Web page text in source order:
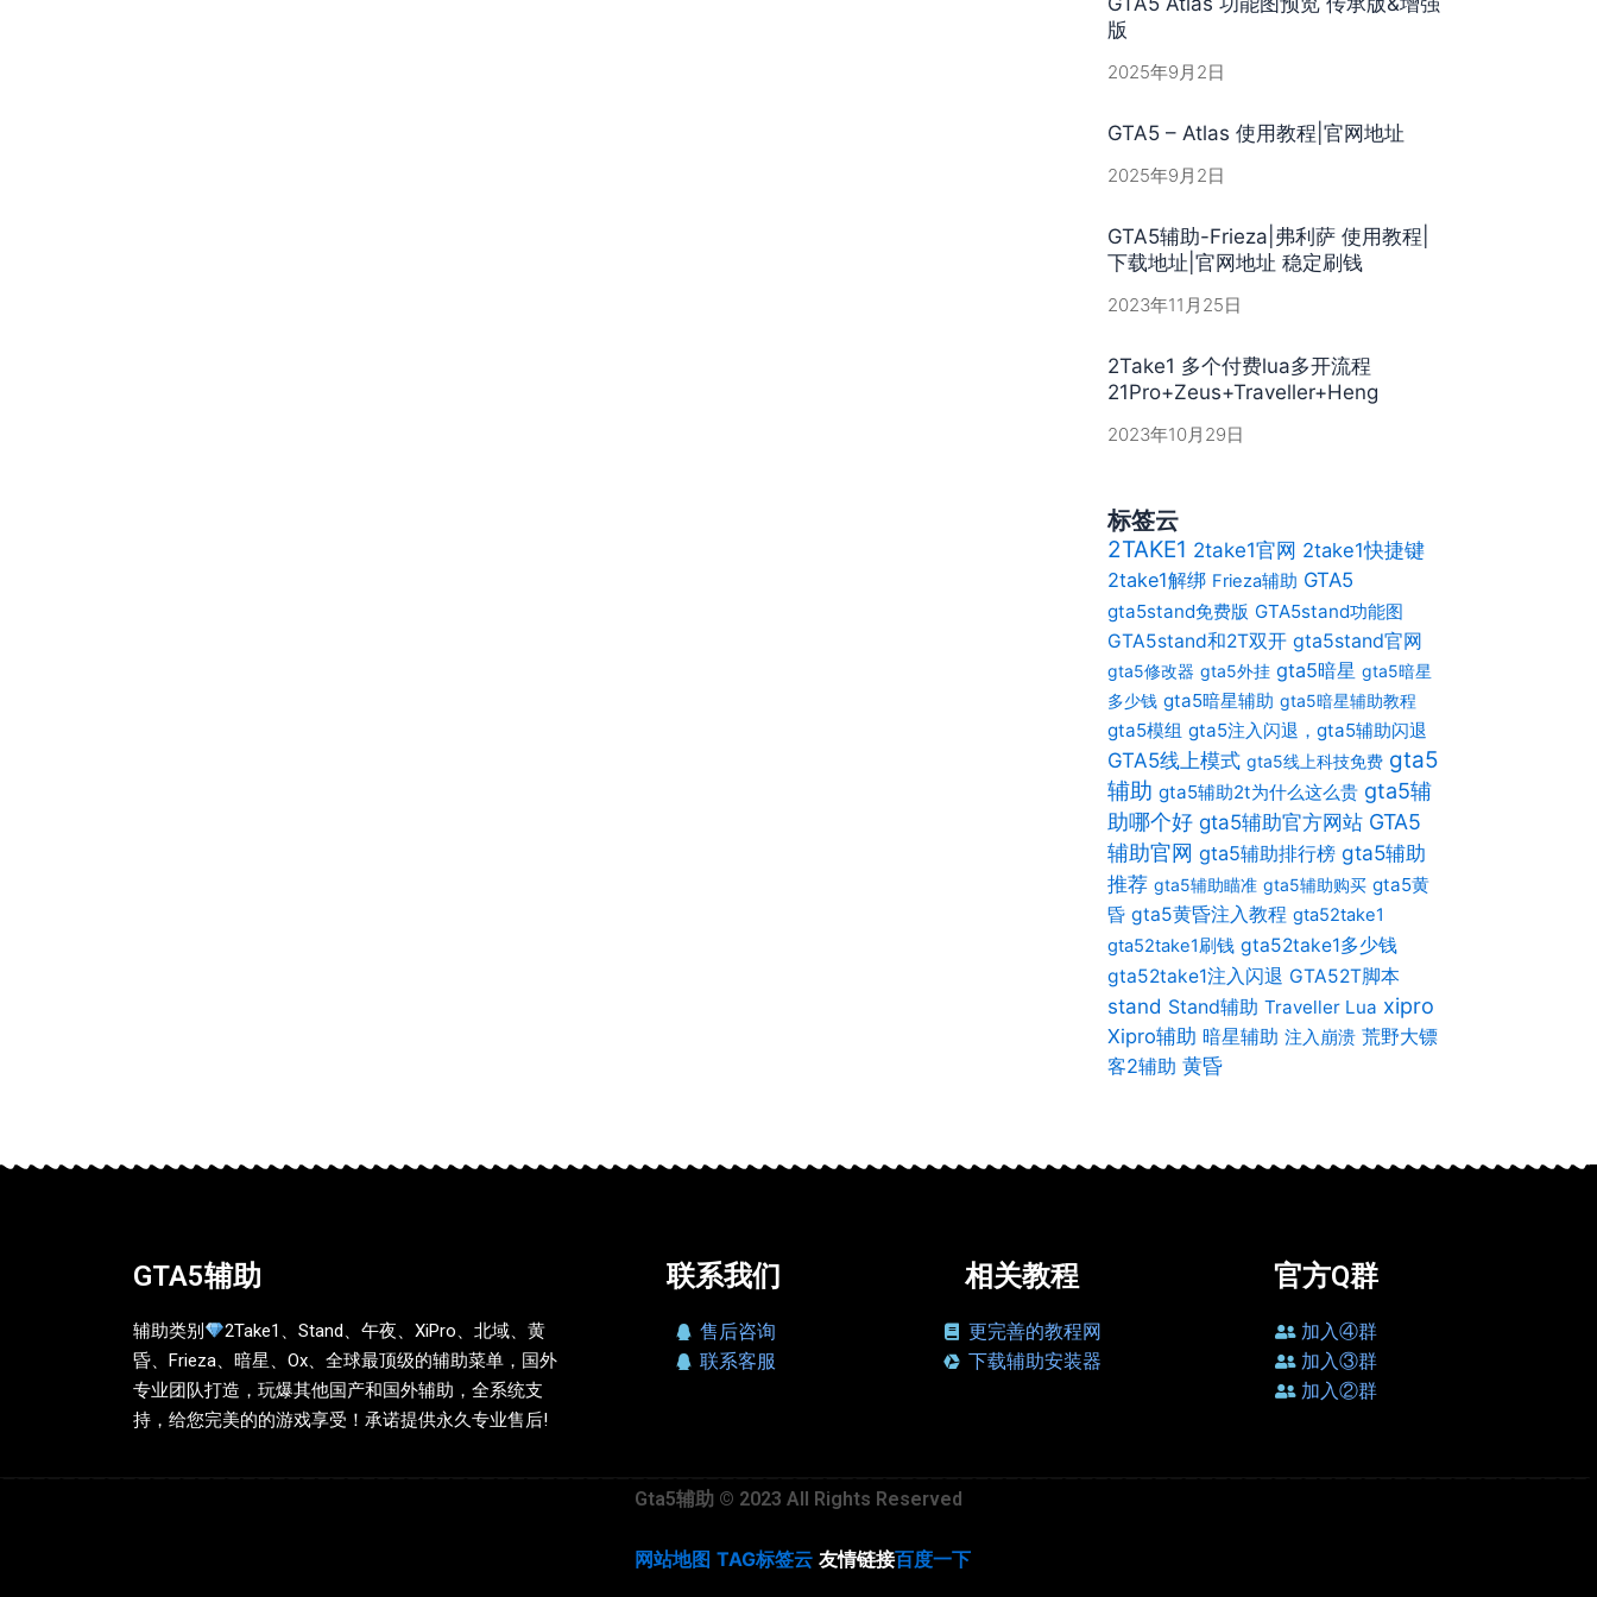
版
2025年9月2日
GTA5 – Atlas 使用教程|官网地址
2025年9月2日
GTA5辅助-Frieza|弗利萨 使用教程|
下载地址|官网地址 稳定刷钱
2023年11月25日
2Take1 多个付费lua多开流程
21Pro+Zeus+Traveller+Heng
2023年10月29日
标签云
2TAKE1 2take1官网 2take1快捷键
2take1解绑 Frieza辅助 GTA5
gta5stand免费版 GTA5stand功能图
GTA5stand和2T双开 gta5stand官网
gta5修改器 gta5外挂 gta5暗星 gta5暗星
多少钱 gta5暗星辅助 gta5暗星辅助教程
gta5模组 gta5注入闪退，gta5辅助闪退
GTA5线上模式 gta5线上科技免费 gta5
辅助 gta5辅助2t为什么这么贵 gta5辅
助哪个好 gta5辅助官方网站 GTA5
辅助官网 gta5辅助排行榜 gta5辅助
推荐 gta5辅助瞄准 gta5辅助购买 gta5黄
昏 gta5黄昏注入教程 gta52take1
gta52take1刷钱 gta52take1多少钱
gta52take1注入闪退 GTA52T脚本
stand Stand辅助 Traveller Lua xipro
Xipro辅助 暗星辅助 注入崩溃 荒野大镖
客2辅助 黄昏
GTA5辅助
辅助类别
2Take1、Stand、午夜、XiPro、北域、黄
昏、Frieza、暗星、Ox、全球最顶级的辅助菜单，国外
专业团队打造，玩爆其他国产和国外辅助，全系统支
持，给您完美的的游戏享受！承诺提供永久专业售后!
联系我们
售后咨询
联系客服
相关教程
更完善的教程网
下载辅助安装器
官方Q群
加入④群
加入③群
加入②群
Gta5辅助 © 2023 All Rights Reserved
网站地图 TAG标签云 友情链接百度一下